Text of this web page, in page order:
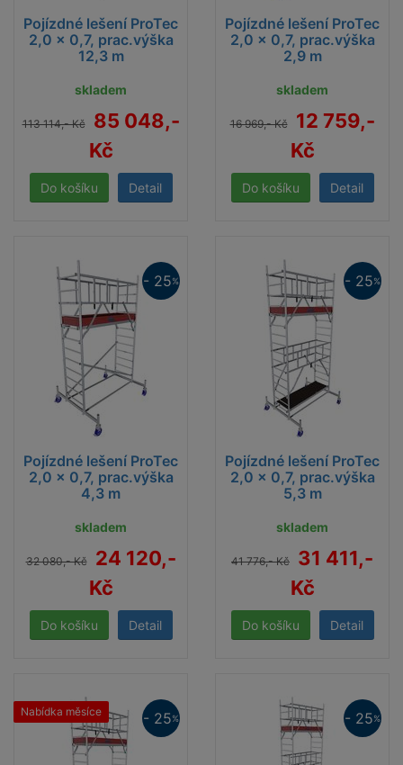
Pojízdné lešení ProTec
2,0 x 0,7, prac.výška
12,3 m
skladem
113 114,- Kč
85 048,-
Kč
Detail
Pojízdné lešení ProTec
2,0 x 0,7, prac.výška
2,9 m
skladem
16 969,- Kč
12 759,-
Kč
Detail
Pojízdné lešení ProTec
2,0 x 0,7, prac.výška
4,3 m
skladem
32 080,- Kč
24 120,-
Kč
Detail
- 25%
Pojízdné lešení ProTec
2,0 x 0,7, prac.výška
5,3 m
skladem
41 776,- Kč
31 411,-
Kč
Detail
- 25%
Nabídka měsíce - 25% - 25%